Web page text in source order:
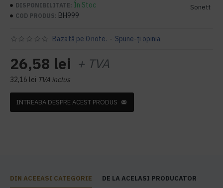
DISPONIBILITATE: În Stoc
COD PRODUS: BH999
Sonett
Bazată pe 0 note. - Spune-ţi opinia
26,58 lei + TVA
32,16 lei TVA inclus
INTREABA DESPRE ACEST PRODUS
DIN ACEEASI CATEGORIE DE LA ACELASI PRODUCATOR